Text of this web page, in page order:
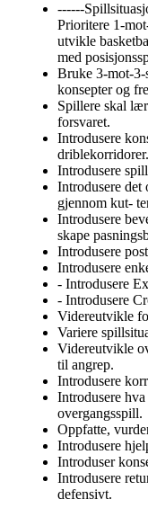
------
Prioritere 1-
utvikle
med
Bruke 3-mot-3-
konsepter og
Spillere skal
forsvaret.
Introdusere
driblekorridorer.
Introdusere
Introdusere det
gjennom kut-
Introdusere
skape
Introdusere
Introdusere
- Introdusere
- Introdusere
Videreutvikle
Variere
Videreutvikle
til angrep.
Introdusere
Introdusere
overgangsspill.
Oppfatte,
Introdusere
Introduser
Introdusere
defensivt.